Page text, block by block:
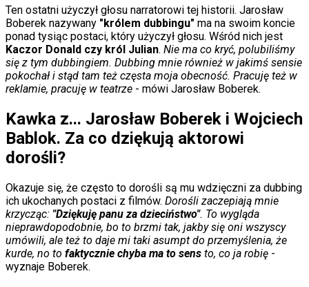
Programy
Sprzęt
Muzyka
Aktualności
Koncerty
Recenzje
Zapowiedzi
Aktualności
Książki
Sztuka
Teatr
Magia
Numerologia
Sennik
Kody rabatowe
gazetaprawna.pl
Forsal.pl
INFOR.pl
ZdrowieGO.pl
Ten ostatni użyczył głosu narratorowi tej historii. Jarosław
Boberek nazywany "królem dubbingu" ma na swoim koncie
ponad tysiąc postaci, który użyczył głosu. Wśród nich jest
Kaczor Donald czy król Julian. Nie ma co kryć, polubiliśmy
się z tym dubbingiem. Dubbing mnie również w jakimś sensie
pokochał i stąd tam też częsta moja obecność. Pracuję też w
reklamie, pracuję w teatrze - mówi Jarosław Boberek.
Kawka z... Jarosław Boberek i Wojciech
Bablok. Za co dziękują aktorowi
dorośli?
Okazuje się, że często to dorośli są mu wdzięczni za dubbing
ich ukochanych postaci z filmów. Dorośli zaczepiają mnie
krzycząc: "Dziękuję panu za dzieciństwo". To wygląda
nieprawdopodobnie, bo to brzmi tak, jakby się oni wszyscy
umówili, ale też to daje mi taki asumpt do przemyślenia, że
kurde, no to faktycznie chyba ma to sens to, co ja robię -
wyznaje Boberek.